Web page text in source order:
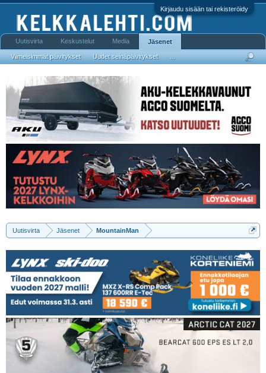
Kirjaudu sisään tai rekisteröidy
Uutisvirta Jäsenet MountainMan
Uutisvirta Keskustelut Media Jäsenet
Viimeisimmät päivitykset Uudet seinäpäivitykset